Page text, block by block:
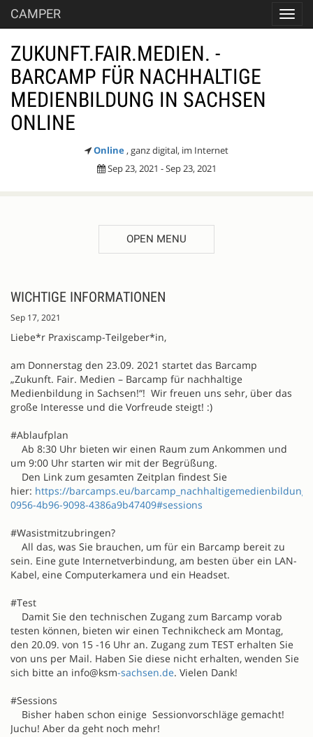
CAMPER
ZUKUNFT.FAIR.MEDIEN. -
BARCAMP FÜR NACHHALTIGE
MEDIENBILDUNG IN SACHSEN
ONLINE
Online , ganz digital, im Internet
Sep 23, 2021 - Sep 23, 2021
OPEN MENU
WICHTIGE INFORMATIONEN
Sep 17, 2021
Liebe*r Praxiscamp-Teilgeber*in,
am Donnerstag den 23.09. 2021 startet das Barcamp
„Zukunft. Fair. Medien – Barcamp für nachhaltige
Medienbildung in Sachsen!“! Wir freuen uns sehr, über das
große Interesse und die Vorfreude steigt! :)
#Ablaufplan
Ab 8:30 Uhr bieten wir einen Raum zum Ankommen und
um 9:00 Uhr starten wir mit der Begrüßung.
Den Link zum gesamten Zeitplan findest Sie
hier: https://barcamps.eu/barcamp_nachhaltigemedienbildung/
0956-4b96-9098-4386a9b47409#sessions
#Wasistmitzubringen?
All das, was Sie brauchen, um für ein Barcamp bereit zu
sein. Eine gute Internetverbindung, am besten über ein LAN-
Kabel, eine Computerkamera und ein Headset.
#Test
Damit Sie den technischen Zugang zum Barcamp vorab
testen können, bieten wir einen Technikcheck am Montag,
den 20.09. von 15 -16 Uhr an. Zugang zum TEST erhalten Sie
von uns per Mail. Haben Sie diese nicht erhalten, wenden Sie
sich bitte an info@ksm-sachsen.de. Vielen Dank!
#Sessions
Bisher haben schon einige Sessionvorschläge gemacht!
Juchu! Aber da geht noch mehr!